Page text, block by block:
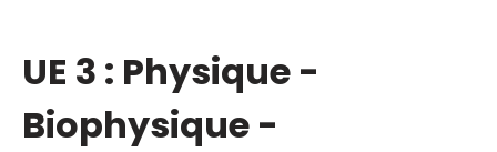
UE 3 : Physique -
Biophysique -